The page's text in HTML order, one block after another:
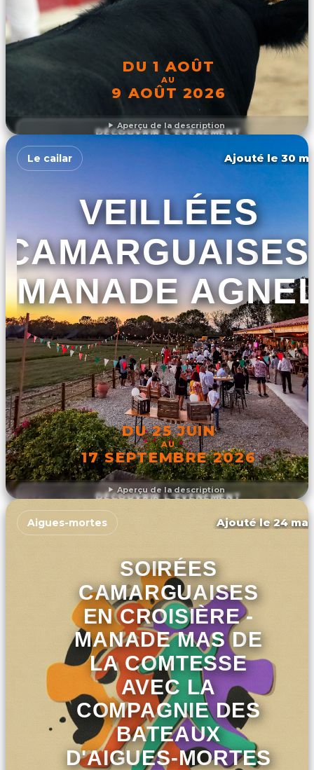
Aperçu de la description
DU 1 AOÛT
AU
9 AOÛT 2026
DÉCOUVRIR L'ÉVÉNEMENT
Aperçu de la description
Le cailar Ajouté le 30
VEILLÉES
MANADE
DU 25 JUIN
AU
17 SEPTEMBRE 2026
DÉCOUVRIR L'ÉVÉNEMENT
Aigues-mortes Ajouté le 24
SOIRÉES
CAMARGUAISES
EN CROISIÈRE -
MANADE MAS DE
LA COMTESSE
AVEC LA
COMPAGNIE DES
BATEAUX
D'AIGUES-MORTES